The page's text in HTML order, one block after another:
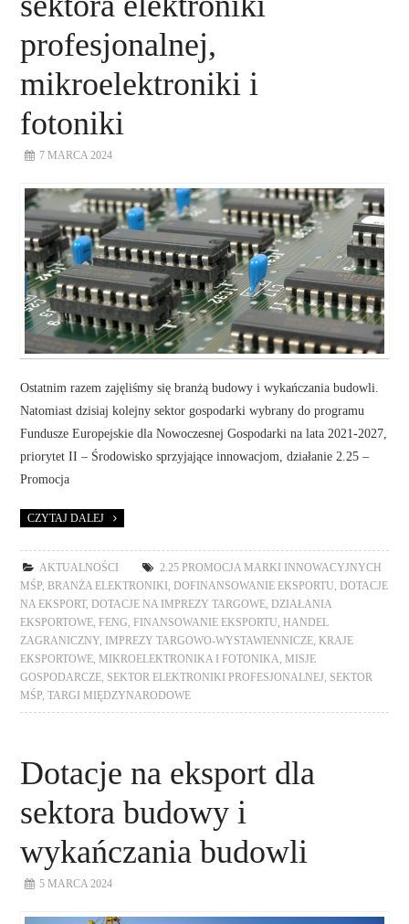
profesjonalnej,
mikroelektroniki i
fotoniki
7 MARCA 2024
Ostatnim razem zajęliśmy się branżą budowy i wykańczania budowli.
Natomiast dzisiaj kolejny sektor gospodarki wybrany do programu
Fundusze Europejskie dla Nowoczesnej Gospodarki na lata 2021-2027,
priorytet II – Środowisko sprzyjające innowacjom, działanie 2.25 –
Promocja
CZYTAJ DALEJ
AKTUALNOŚCI
2.25 PROMOCJA MARKI INNOWACYJNYCH
MŚP
BRANŻA ELEKTRONIKI DOFINANSOWANIE EKSPORTU
DOTACJE
NA EKSPORT, DOTACJE NA IMPREZY TARGOWE
DZIAŁANIA
EKSPORTOWE
FENG FINANSOWANIE EKSPORTU
HANDEL
ZAGRANICZNY
IMPREZY TARGOWO-WYSTAWIENNICZE
KRAJE
EKSPORTOWE
MIKROELEKTRONIKA I FOTONIKA
MISJE
GOSPODARCZE SEKTOR ELEKTRONIKI PROFESJONALNEJ
SEKTOR
MŚP ,TARGI MIĘDZYNARODOWE
Dotacje na eksport dla
sektora budowy i
wykańczania budowli
5 MARCA 2024